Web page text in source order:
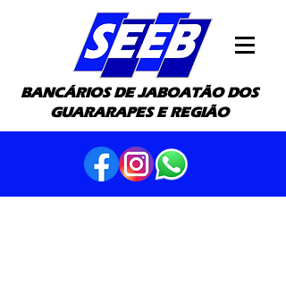
BANCÁRIOS DE JABOATÃO DOS
GUARARAPES E REGIÃO